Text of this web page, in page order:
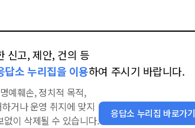
신고, 제안, 건의 등
답소 누리집을 이용하여 주시기 바랍니다.
예훼손, 정치적 목적,
거나 운영 취지에 맞지
이 삭제될 수 있습니다.
응답소 누리집 바로가기